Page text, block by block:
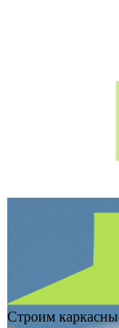
Строим